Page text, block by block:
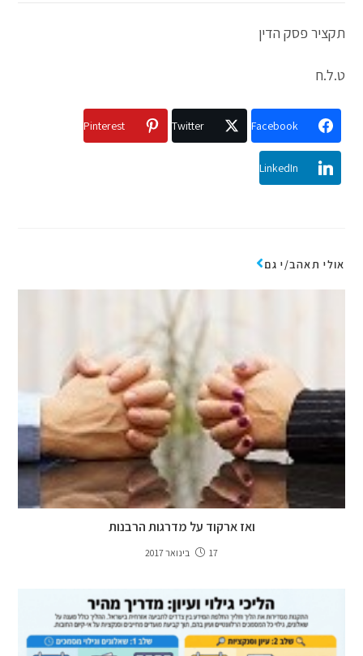
תקציר פסק הדין
ט.ל.ח
Facebook
Twitter
Pinterest
LinkedIn
אולי תאהב/י גם
ואז ארקוד על מדרגות הרבנות
17 בינואר 2017